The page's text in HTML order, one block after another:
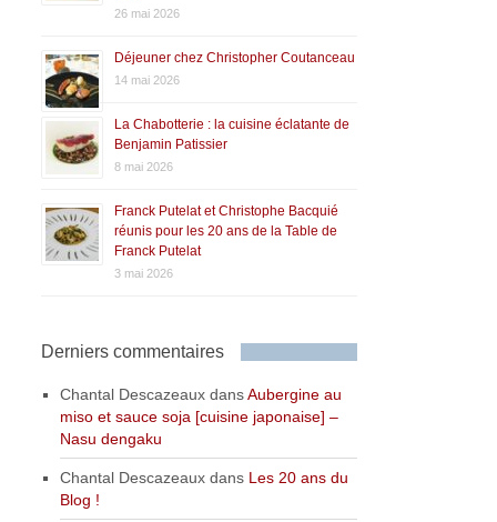
26 mai 2026
Déjeuner chez Christopher Coutanceau
14 mai 2026
La Chabotterie : la cuisine éclatante de
Benjamin Patissier
8 mai 2026
Franck Putelat et Christophe Bacquié
réunis pour les 20 ans de la Table de
Franck Putelat
3 mai 2026
Derniers commentaires
Chantal Descazeaux dansAubergine au
miso et sauce soja [cuisine japonaise] –
Nasu dengaku
Chantal Descazeaux dans Les 20 ans du
Blog !